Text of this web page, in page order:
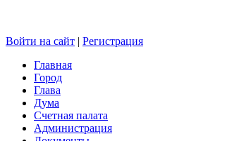
Войти на сайт | Регистрация
Главная
Город
Глава
Дума
Счетная палата
Администрация